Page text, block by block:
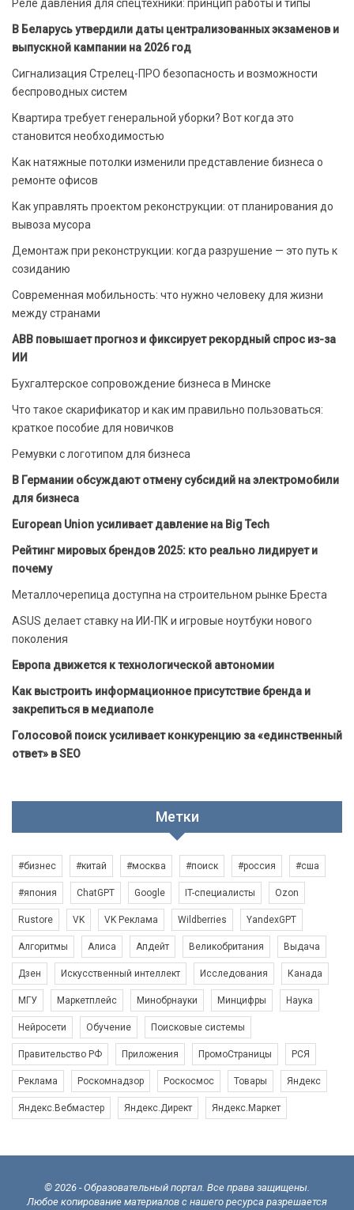
Реле давления для спецтехники: принцип работы и типы
В Беларусь утвердили даты централизованных экзаменов и
выпускной кампании на 2026 год
Сигнализация Стрелец-ПРО безопасность и возможности
беспроводных систем
Квартира требует генеральной уборки? Вот когда это
становится необходимостью
Как натяжные потолки изменили представление бизнеса о
ремонте офисов
Как управлять проектом реконструкции: от планирования до
вывоза мусора
Демонтаж при реконструкции: когда разрушение — это путь к
созиданию
Современная мобильность: что нужно человеку для жизни
между странами
ABB повышает прогноз и фиксирует рекордный спрос из-за
ИИ
Бухгалтерское сопровождение бизнеса в Минске
Что такое скарификатор и как им правильно пользоваться:
краткое пособие для новичков
Ремувки с логотипом для бизнеса
В Германии обсуждают отмену субсидий на электромобили
для бизнеса
European Union усиливает давление на Big Tech
Рейтинг мировых брендов 2025: кто реально лидирует и
почему
Металлочерепица доступна на строительном рынке Бреста
ASUS делает ставку на ИИ-ПК и игровые ноутбуки нового
поколения
Европа движется к технологической автономии
Как выстроить информационное присутствие бренда и
закрепиться в медиаполе
Голосовой поиск усиливает конкуренцию за «единственный
ответ» в SEO
Метки
#бизнес #китай #москва #поиск #россия #сша
#япония ChatGPT Google IT-специалисты Ozon
Rustore VK VK Реклама Wildberries YandexGPT
Алгоритмы Алиса Апдейт Великобритания Выдача
Дзен Искусственный интеллект Исследования Канада
МГУ Маркетплейс Минобрнауки Минцифры Наука
Нейросети Обучение Поисковые системы
Правительство РФ Приложения ПромоСтраницы РСЯ
Реклама Роскомнадзор Роскосмос Товары Яндекс
Яндекс.Вебмастер Яндекс.Директ Яндекс.Маркет
© 2026 - Образовательный портал. Все права защищены.
Любое копирование материалов с нашего ресурса разрешается